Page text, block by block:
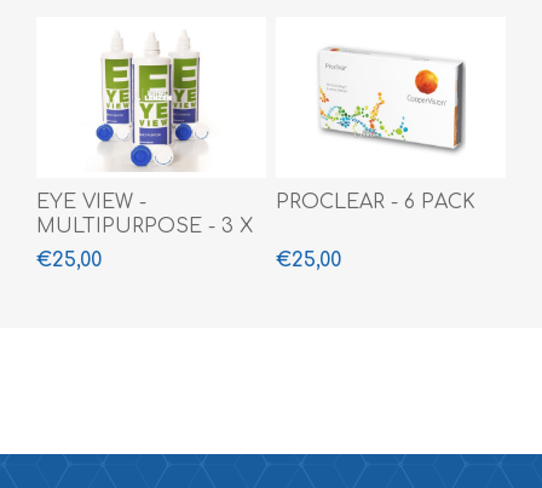
EYE VIEW -
MULTIPURPOSE - 3 X
360 ML
€25,00
PROCLEAR - 6 PACK
€25,00